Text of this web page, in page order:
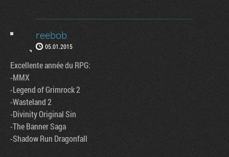
reebob
05.01.2015
Excellente année du RPG:
-MMX
-Legend of Grimrock 2
-Wasteland 2
-Divinity Original Sin
-The Banner Saga
-Shadow Run Dragonfall